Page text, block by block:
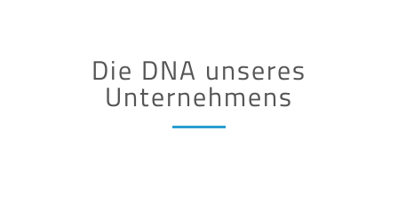
Die DNA unseres
Unternehmens